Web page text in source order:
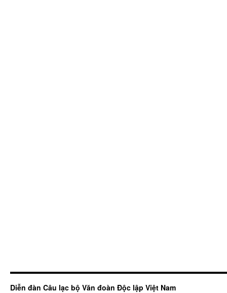
Diễn đàn Câu lạc bộ Văn đoàn Độc lập Việt Nam